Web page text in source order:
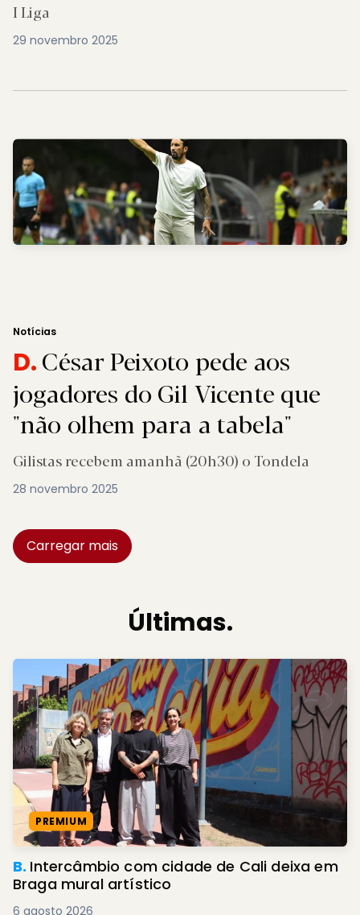
I Liga
29 novembro 2025
Notícias
D.César Peixoto pede aos
jogadores do Gil Vicente que
"não olhem para a tabela"
Gilistas recebem amanhã (20h30) o Tondela
28 novembro 2025
Carregar mais
Últimas.
PREMIUM
B. Intercâmbio com cidade de Cali deixa em
Braga mural artístico
6 agosto 2026